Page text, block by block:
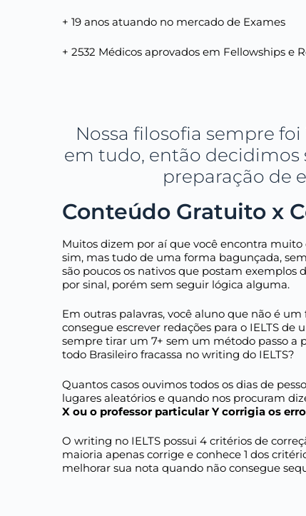
+ 19 anos atuando no mercado de Exames
+ 2532 Médicos aprovados em Fellowships e
Nossa filosofia sempre
em tudo, então decidimos
preparação de
Conteúdo Gratuito x
Muitos dizem por aí que você encontra
sim, mas tudo de uma forma bagunçada,
são poucos os nativos que postam exemplos
por sinal, porém sem seguir lógica alguma.
Em outras palavras, você aluno que não é
consegue escrever redações para o IELTS de
sempre tirar um 7+ sem um método passo a
todo Brasileiro fracassa no writing do IELTS?
Quantos casos ouvimos todos os dias de
lugares aleatórios e quando nos procuram
X ou o professor particular Y corrigia os
O writing no IELTS possui 4 critérios de
maioria apenas corrige e conhece 1 dos
melhorar sua nota quando não consegue